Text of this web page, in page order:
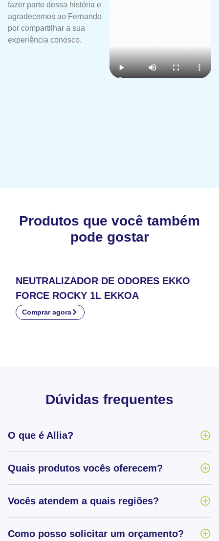
fazer parte dessa história e
agradecemos ao Fernando
por compartilhar a sua
experiência conosco.
Produtos que você também
pode gostar
NEUTRALIZADOR DE ODORES EKKO
FORCE ROCKY 1L EKKOA
Comprar agora
Dúvidas frequentes
O que é Allia?
Quais produtos vocês oferecem?
Vocês atendem a quais regiões?
Como posso solicitar um orçamento?